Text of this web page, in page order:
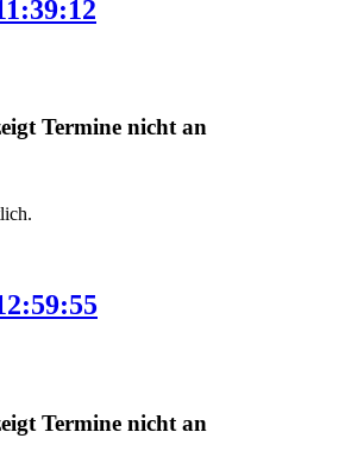
Termine nicht an
Termine nicht an